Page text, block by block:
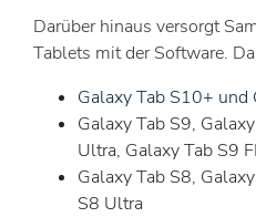
Darüber hinaus versorgt
Tablets mit der Software.
Galaxy Tab S10+
Galaxy Tab S9,
Ultra, Galaxy Tab S9
Galaxy Tab S8,
S8 Ultra